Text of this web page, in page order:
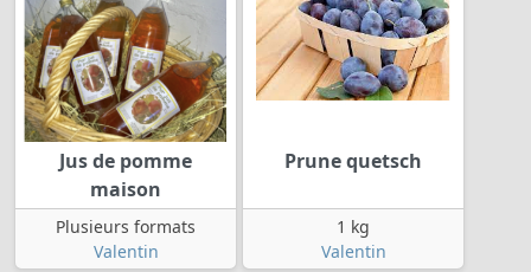
Jus de pomme
maison
Plusieurs formats
Valentin
Prune quetsch
1 kg
Valentin